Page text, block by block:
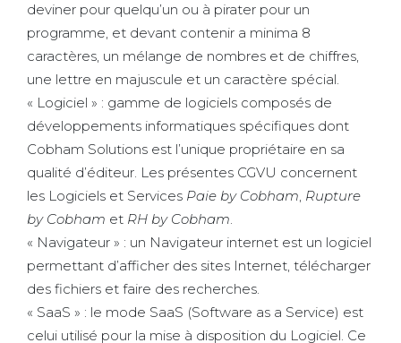
deviner pour quelqu’un ou à pirater pour un
programme, et devant contenir a minima 8
caractères, un mélange de nombres et de chiffres,
une lettre en majuscule et un caractère spécial.
« Logiciel » : gamme de logiciels composés de
développements informatiques spécifiques dont
Cobham Solutions est l’unique propriétaire en sa
qualité d’éditeur. Les présentes CGVU concernent
les Logiciels et Services Paie by Cobham, Rupture
by Cobham et RH by Cobham.
« Navigateur » : un Navigateur internet est un logiciel
permettant d’afficher des sites Internet, télécharger
des fichiers et faire des recherches.
« SaaS » : le mode SaaS (Software as a Service) est
celui utilisé pour la mise à disposition du Logiciel. Ce